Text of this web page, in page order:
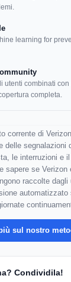
learning for
utenti combinati
completa.
corrente di
delle segnalazioni
le interruzioni e
sapere se Verizon
raccolte
automatizzato
sul nostro
Condividila!